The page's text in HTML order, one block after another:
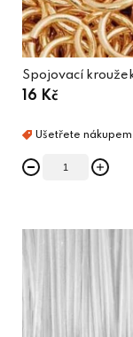
Spojovací
16 Kč